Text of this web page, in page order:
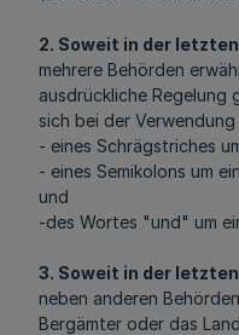
2. Soweit in der
mehrere Behörden
ausdrückliche
sich bei der Verwendung
- eines Schrägstriches
- eines Semikolons um
und
-des Wortes "und" um
3. Soweit in der
neben anderen
Bergämter oder das